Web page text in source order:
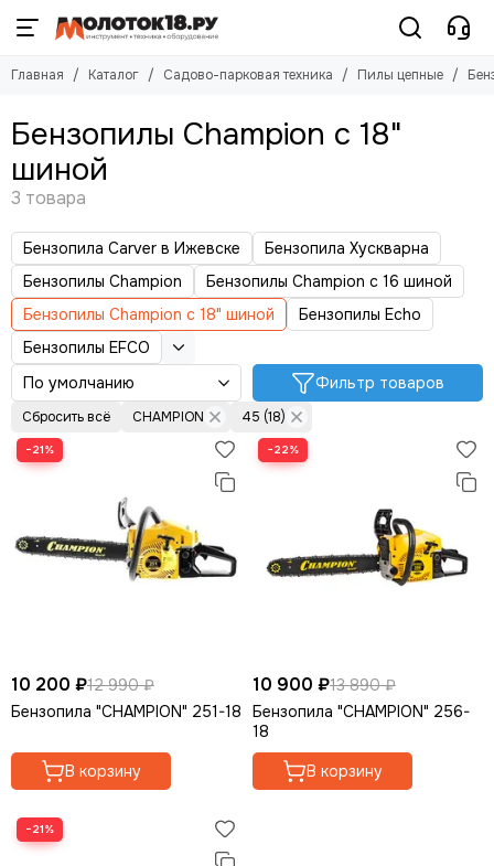
Садово-парковая техника
Культиваторы
Триммеры
Пилы цепные
Пилы цепные
Электропилы
Аккумуляторные пилы
Мотобуры
Снегоуборщики
Минитрактора
Мойки высокого давления
Дровоколы
Садовые измельчители
Подметальные машины
Воздуходувки (пылесосы)
Садовые ножницы
Опрыскиватели
Мотолебедки
Аккумуляторная садовая техника
Главная Каталог Садово-парковая техника Пилы цепные
Бензопилы Champion с 18"
шиной
Бензопила Carver в Ижевске
Бензопила Хускварна
Бензопилы Champion
Бензопилы Champion с 16 шиной
Бензопилы Champion с 18" шиной
Бензопилы Echo
Бензопилы EFCO
Фильтр товаров
Сбросить всё CHAMPION 45 (18)
−21%
10 200 ₽12 990 ₽
Бензопила "CHAMPION" 251-18
В корзину
−22%
10 900 ₽13 890 ₽
Бензопила "CHAMPION" 256-
18
В корзину
−21%